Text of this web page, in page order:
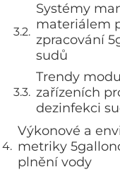
Systémy
materiálem
zpracování
sudů
Trendy
zařízeních
dezinfekci
Výkonové a
metriky
plnění vody